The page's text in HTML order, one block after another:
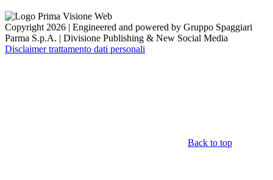
Copyright 2026 | Engineered and powered by Gruppo Spaggiari
Parma S.p.A. | Divisione Publishing & New Social Media
Disclaimer trattamento dati personali
Back to top